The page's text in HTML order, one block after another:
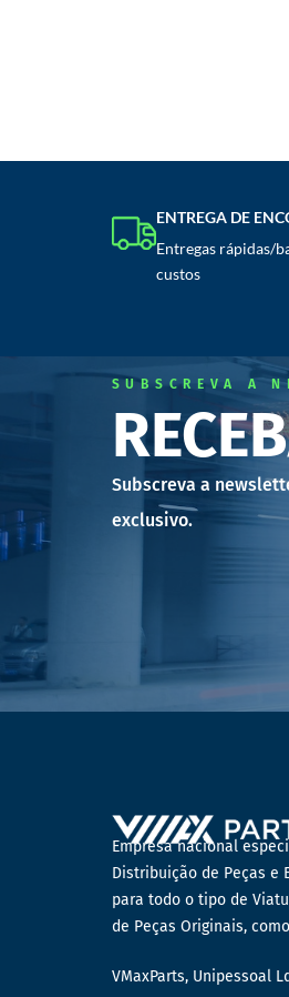
ENTREGA DE
Entregas rápidas/
custos
SUBSCREVA A
Subscreva a
exclusivo.
Empresa nacional
Distribuição de Peças e
para todo o tipo de
de Peças Originais,
VMaxParts, Unipessoal